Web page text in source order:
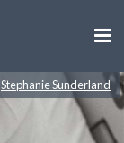

Stephanie Sunderland